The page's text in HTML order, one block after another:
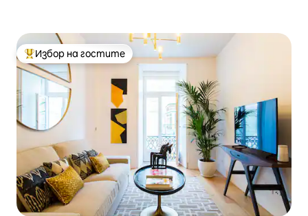
Най-популярен избор на гостите
Избор на гостите